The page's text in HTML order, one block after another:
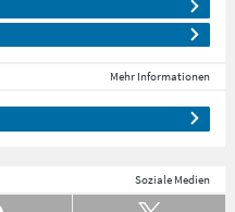
Mehr Informationen
Soziale Medien